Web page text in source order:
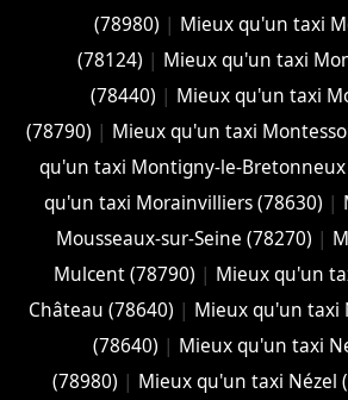
(78980) | Mieux qu'un taxi
(78124) | Mieux qu'un taxi
(78440) | Mieux qu'un taxi
(78790) | Mieux qu'un taxi
qu'un taxi Montigny-le-Bretonneux
qu'un taxi Morainvilliers (78630) |
Mousseaux-sur-Seine (78270) |
Mulcent (78790) | Mieux qu'un
Château (78640) | Mieux qu'un taxi
(78640) | Mieux qu'un taxi
(78980) | Mieux qu'un taxi Nézel